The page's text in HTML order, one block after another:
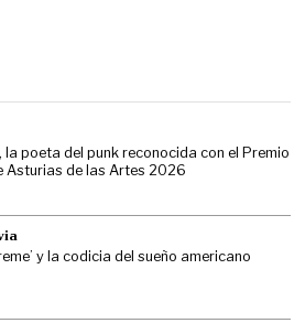
la poeta del punk reconocida con el Premio
Asturias de las Artes 2026
y la codicia del sueño americano